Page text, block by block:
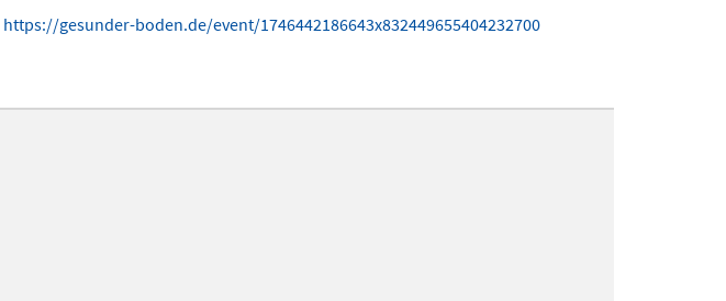
https://gesunder-boden.de/event/1746442186643x832449655404232700